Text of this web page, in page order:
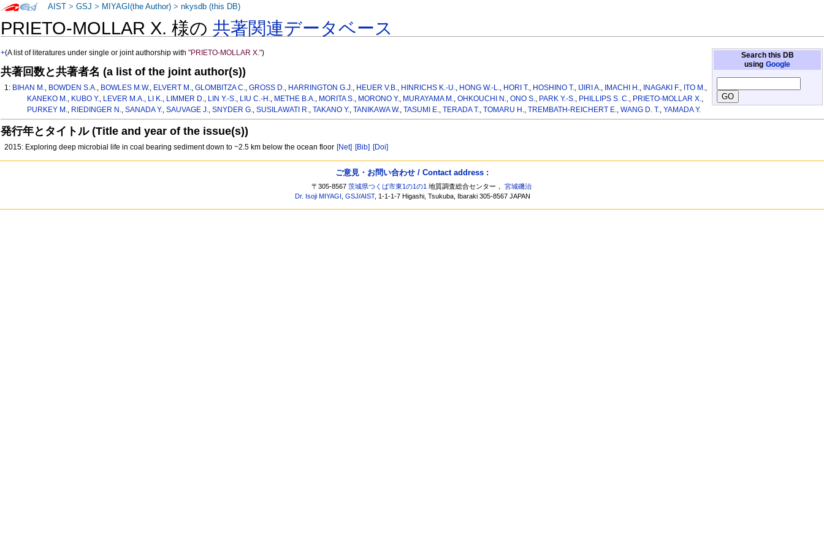
PRIETO-MOLLAR X. 様の共著関連データベース
Search this DB
using Google
+(A list of literatures under single or joint authorship with"PRIETO-MOLLAR X.")
共著回数と共著者名 (a list of the joint author(s))
1: BIHAN M., BOWDEN S.A., BOWLES M.W., ELVERT M.,GLOMBITZA C.,GROSS D., HARRINGTON G.J., HEUER V.B., HINRICHS K.-U., HONG W.-L., HORI T., HOSHINO T., IJIRI A., IMACHI H., INAGAKI F., ITO M.,
KANEKO M., KUBO Y., LEVER M.A., LI K., LIMMER D., LIN Y.-S., LIU C.-H., METHE B.A., MORITA S., MORONO Y., MURAYAMA M., OHKOUCHI N., ONO S., PARK Y.-S., PHILLIPS S. C., PRIETO-MOLLAR X.,
PURKEY M., RIEDINGER N., SANADA Y., SAUVAGE J., SNYDER G., SUSILAWATI R., TAKANO Y., TANIKAWA W., TASUMI E., TERADA T., TOMARU H., TREMBATH-REICHERT E., WANG D. T., YAMADA Y.
発行年とタイトル (Title and year of the issue(s))
2015: Exploring deep microbial life in coal bearing sediment down to ~2.5 km below the ocean floor [Net] [Bib] [Doi]
AIST >GSJ > MIYAGI(the Author) >nkysdb (this DB)
ご意見・お問い合わせ / Contact address :
〒305-8567茨城県つくば市東1の1の1 地質調査総合センター，宮城磯治
Dr. Isoji MIYAGI ,GSJ/AIST, 1-1-1-7 Higashi, Tsukuba, Ibaraki 305-8567 JAPAN